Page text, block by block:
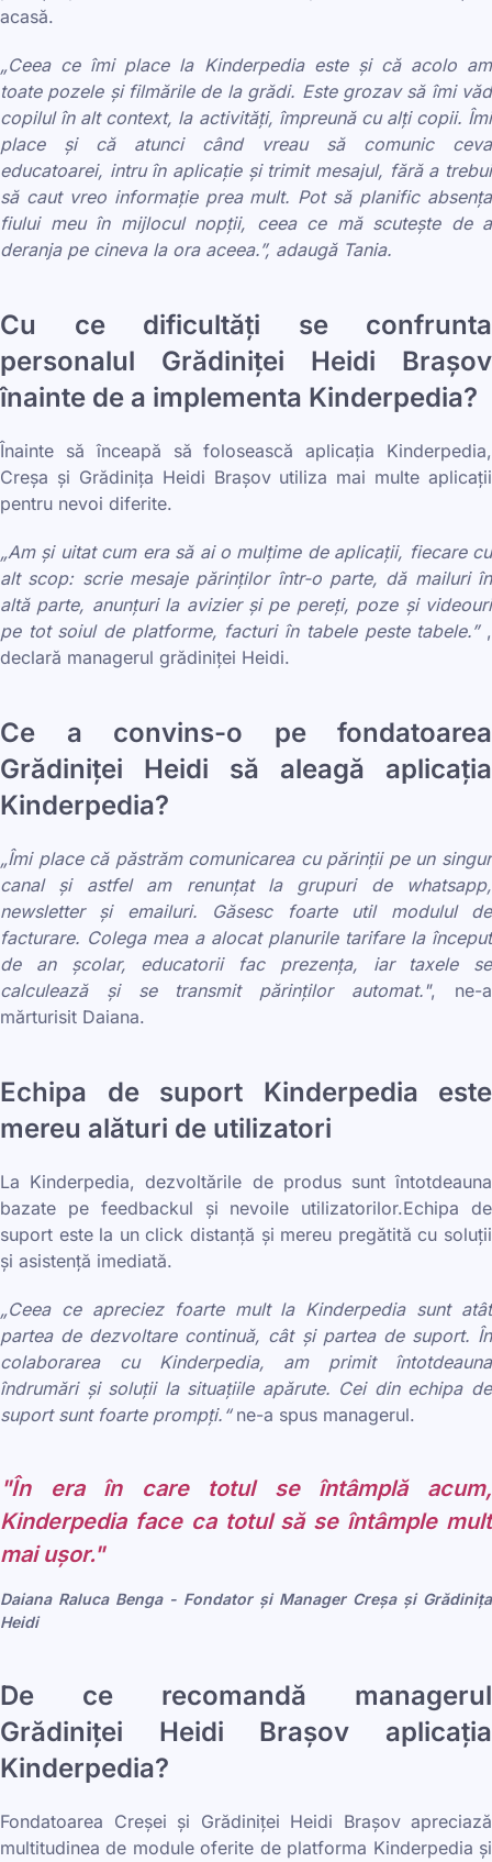
acasă.
„Ceea ce îmi place la Kinderpedia este și că acolo am
toate pozele și filmările de la grădi. Este grozav să îmi văd
copilul în alt context, la activități, împreună cu alți copii. Îmi
place și că atunci când vreau să comunic ceva
educatoarei, intru în aplicație și trimit mesajul, fără a trebui
să caut vreo informație prea mult. Pot să planific absența
fiului meu în mijlocul nopții, ceea ce mă scutește de a
deranja pe cineva la ora aceea.”, adaugă Tania.
Cu ce dificultăți se confrunta
personalul Grădiniței Heidi Brașov
înainte de a implementa Kinderpedia?
Înainte să înceapă să folosească aplicația Kinderpedia,
Creșa și Grădinița Heidi Brașov utiliza mai multe aplicații
pentru nevoi diferite.
„Am și uitat cum era să ai o mulțime de aplicații, fiecare cu
alt scop: scrie mesaje părinților într-o parte, dă mailuri în
altă parte, anunțuri la avizier și pe pereți, poze și videouri
pe tot soiul de platforme, facturi în tabele peste tabele.”,
declară managerul grădiniței Heidi.
Ce a convins-o pe fondatoarea
Grădiniței Heidi să aleagă aplicația
Kinderpedia?
„Îmi place că păstrăm comunicarea cu părinții pe un singur
canal și astfel am renunțat la grupuri de whatsapp,
newsletter și emailuri. Găsesc foarte util modulul de
facturare. Colega mea a alocat planurile tarifare la început
de an școlar, educatorii fac prezența, iar taxele se
calculează și se transmit părinților automat.", ne-a
mărturisit Daiana.
Echipa de suport Kinderpedia este
mereu alături de utilizatori
La Kinderpedia, dezvoltările de produs sunt întotdeauna
bazate pe feedbackul și nevoile utilizatorilor.Echipa de
suport este la un click distanță și mereu pregătită cu soluții
și asistență imediată.
„Ceea ce apreciez foarte mult la Kinderpedia sunt atât
partea de dezvoltare continuă, cât și partea de suport. În
colaborarea cu Kinderpedia, am primit întotdeauna
îndrumări și soluții la situațiile apărute. Cei din echipa de
suport sunt foarte prompți.“ne-a spus managerul.
"În era în care totul se întâmplă acum,
Kinderpedia face ca totul să se întâmple mult
mai ușor."
Daiana Raluca Benga - Fondator și Manager Creșa și Grădinița
Heidi
De ce recomandă managerul
Grădiniței Heidi Brașov aplicația
Kinderpedia?
Fondatoarea Creșei și Grădiniței Heidi Brașov apreciază
multitudinea de module oferite de platforma Kinderpedia și